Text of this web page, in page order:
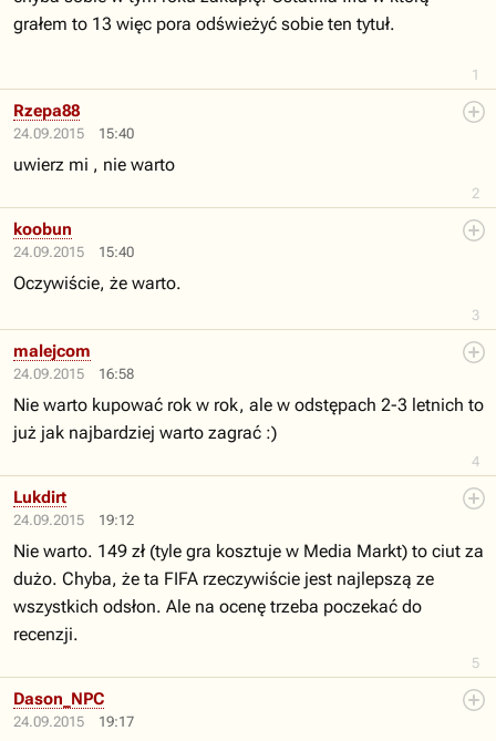
1
grałem to 13 więc pora odświeżyć sobie ten tytuł.
24.09.2015 15:40
2
Rzepa88
uwierz mi , nie warto
24.09.2015 15:40
3
koobun
Oczywiście, że warto.
24.09.2015 16:58
4
malejcom
Nie warto kupować rok w rok, ale w odstępach 2-3 letnich to
już jak najbardziej warto zagrać :)
24.09.2015 19:12
5
Lukdirt
Nie warto. 149 zł (tyle gra kosztuje w Media Markt) to ciut za
dużo. Chyba, że ta FIFA rzeczywiście jest najlepszą ze
wszystkich odsłon. Ale na ocenę trzeba poczekać do
recenzji.
24.09.2015 19:17
Dason_NPC